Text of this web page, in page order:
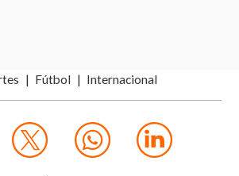
Fútbol Internacional